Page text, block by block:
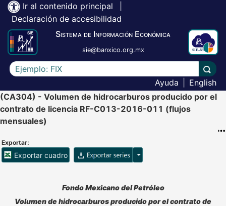
Ir al contenido principal
Declaración de accesibilidad
Sistema de Información Económica
sie@banxico.org.mx
Escriba el texto a buscar
Ayuda
English
(CA304) - Volumen de hidrocarburos producido por el
contrato de licencia RF-C013-2016-011 (flujos
mensuales)
Exportar:
Exportar cuadro Opciones para exportar
Accesibilidad de Cuadros Analíticos, al exportar el cuadro
Fondo Mexicano del Petróleo
Volumen de hidrocarburos producido por el contrato de